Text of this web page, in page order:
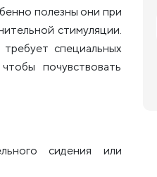
полезны они при
стимуляции.
специальных
почувствовать
сидения или